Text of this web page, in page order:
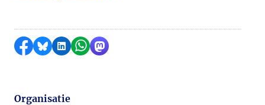
Delen op Facebook
Delen via Bluesky
Delen op LinkedIn
Delen via WhatsApp
Delen via Mastodon
Organisatie